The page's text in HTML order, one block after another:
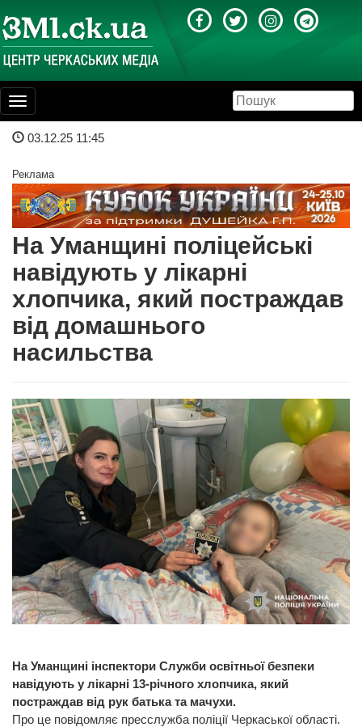
Toggle
navigation
03.12.25 11:45
Реклама
На Уманщині поліцейські
навідують у лікарні
хлопчика, який постраждав
від домашнього
насильства
На Уманщині інспектори Служби освітньої безпеки
навідують у лікарні 13-річного хлопчика, який
постраждав від рук батька та мачухи.
Про це повідомляє пресслужба поліції Черкаської області.